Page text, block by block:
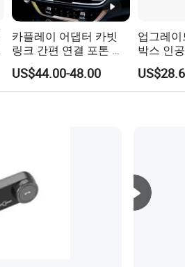
카플레이 어댑터 카빗
링크 간편 연결 포톤 튼
랜드 G7
US$44.00-48.00
업그레
박스 인
박스 넷
2GB
레이 &